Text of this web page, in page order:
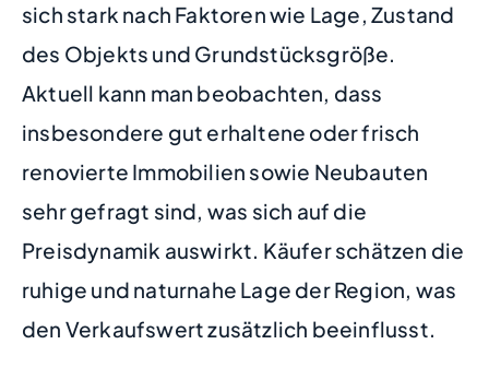
sich stark nach Faktoren wie Lage, Zustand
des Objekts und Grundstücksgröße.
Aktuell kann man beobachten, dass
insbesondere gut erhaltene oder frisch
renovierte Immobilien sowie Neubauten
sehr gefragt sind, was sich auf die
Preisdynamik auswirkt. Käufer schätzen die
ruhige und naturnahe Lage der Region, was
den Verkaufswert zusätzlich beeinflusst.